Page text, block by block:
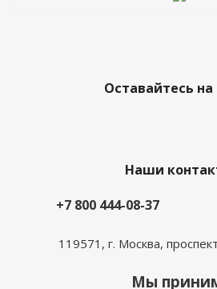
Оставайтесь на
Наши
+7 800 444-08-37
119571, г. Москва,
Мы